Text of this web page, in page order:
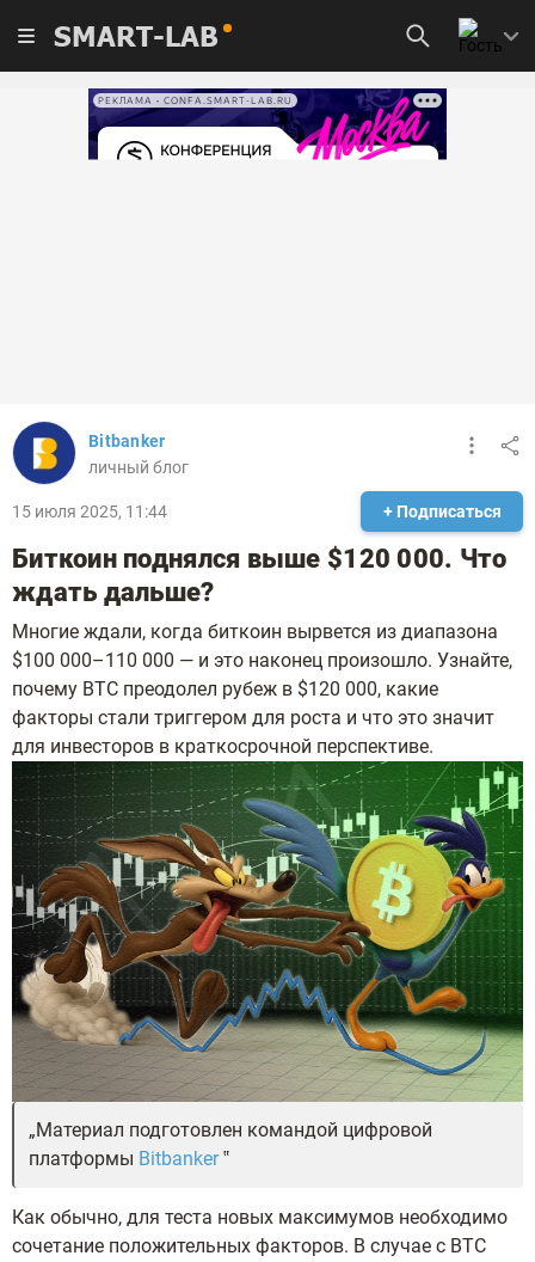
SMART-LAB
РЕКЛАМА • CONFA.SMART-LAB.RU
Bitbanker
личный блог
15 июля 2025, 11:44 + Подписаться
Биткоин поднялся выше $120 000. Что
ждать дальше?
Многие ждали, когда биткоин вырвется из диапазона
$100 000–110 000 — и это наконец произошло. Узнайте,
почему BTC преодолел рубеж в $120 000, какие
факторы стали триггером для роста и что это значит
для инвесторов в краткосрочной перспективе.
Материал подготовлен командой цифровой
платформы Bitbanker
Как обычно, для теста новых максимумов необходимо
сочетание положительных факторов. В случае с BTC